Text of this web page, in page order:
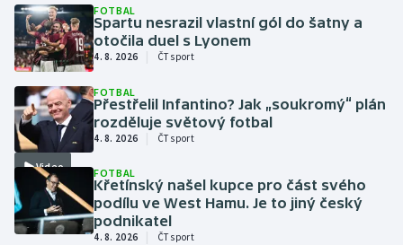
FOTBAL
Spartu nesrazil vlastní gól do šatny a
otočila duel s Lyonem
4. 8. 2026 ČT sport
Video
FOTBAL
Přestřelil Infantino? Jak „soukromý“ plán
rozděluje světový fotbal
4. 8. 2026 ČT sport
FOTBAL
Křetínský našel kupce pro část svého
podílu ve West Hamu. Je to jiný český
podnikatel
4. 8. 2026 ČT sport